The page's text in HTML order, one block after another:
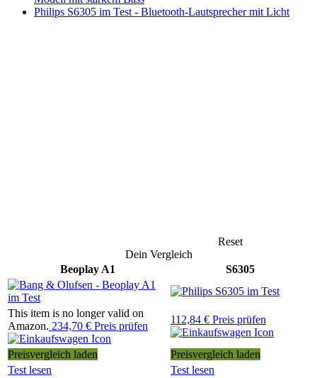
Philips S6305 im Test - Bluetooth-Lautsprecher mit Licht
Reset
Dein Vergleich
Beoplay A1
S6305
This item is no longer valid on
Amazon. 234,70 € Preis prüfen
112,84 € Preis prüfen
Preisvergleich laden
Preisvergleich laden
Test lesen
Test lesen